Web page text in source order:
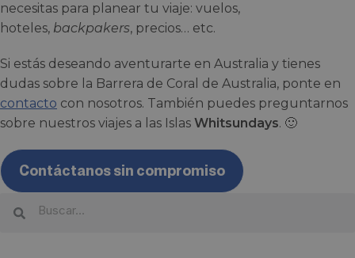
necesitas para planear tu viaje: vuelos,
hoteles, backpakers, precios… etc.
Si estás deseando aventurarte en Australia y tienes
dudas sobre la Barrera de Coral de Australia, ponte en
contacto con nosotros. También puedes preguntarnos
sobre nuestros viajes a las Islas Whitsundays. 🙂
Contáctanos sin compromiso